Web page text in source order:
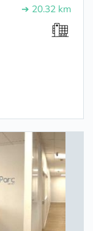
➔ 20.32 km